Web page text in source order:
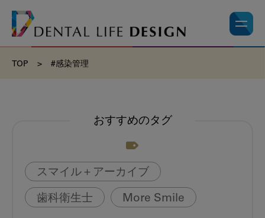
TOP > #感染管理
おすすめのタグ
スマイル＋アーカイブ
歯科衛生士 More Smile